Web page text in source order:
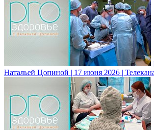
Натальей Цопиной | 17 июня 2026 |